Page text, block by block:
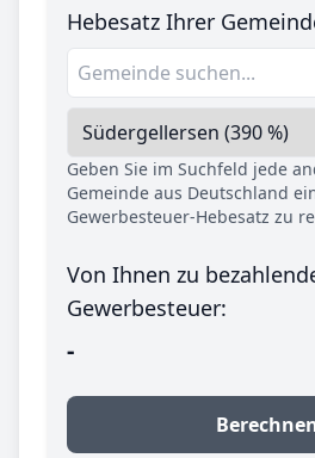
Hebesatz Ihrer
Geben Sie im Suchfeld jede
Gemeinde aus Deutschland
Gewerbesteuer-Hebesatz zu
Von Ihnen zu
Gewerbesteuer:
-